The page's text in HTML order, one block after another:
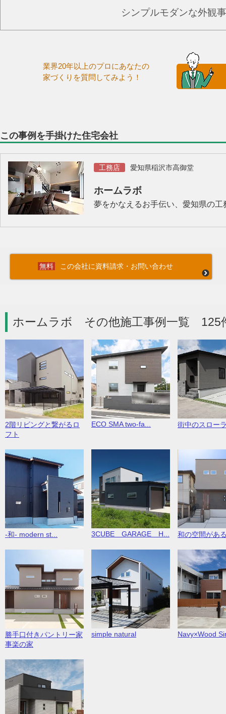
シンプルモダンな外観
業界20年以上のプロにあなたの
家づくりを質問してみよう！
この事例を手掛けた住宅会社
工務店 愛知県稲沢市高御堂
ホームラボ
夢をかなえるお手伝い、愛知県の工
この会社に資料請求・お問い合わせ
ホームラボ その他施工事例一覧 125
2階リビングと繋がるロ
フト
ECO SMA two-fa... 街中のスロー
-和- modern st... 3CUBE GARAGE H... 和の空間があ
勝手口付きパントリー家
事楽の家
simple natural Navy×Wood